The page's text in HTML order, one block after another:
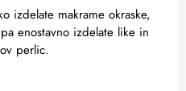
izdelate makrame okraske,
enostavno izdelate like in
perlic.